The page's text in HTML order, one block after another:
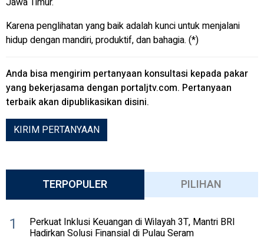
Karena penglihatan yang baik adalah kunci untuk menjalani
hidup dengan mandiri, produktif, dan bahagia. (*)
Anda bisa mengirim pertanyaan konsultasi kepada pakar
yang bekerjasama dengan portaljtv.com. Pertanyaan
terbaik akan dipublikasikan disini.
KIRIM PERTANYAAN
TERPOPULER PILIHAN
1 Perkuat Inklusi Keuangan di Wilayah 3T, Mantri BRI
Hadirkan Solusi Finansial di Pulau Seram